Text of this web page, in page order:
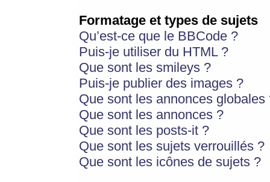
Formatage et types de sujets
Qu’est-ce que le BBCode ?
Puis-je utiliser du HTML ?
Que sont les smileys ?
Puis-je publier des images ?
Que sont les annonces globales
Que sont les annonces ?
Que sont les posts-it ?
Que sont les sujets verrouillés ?
Que sont les icônes de sujets ?